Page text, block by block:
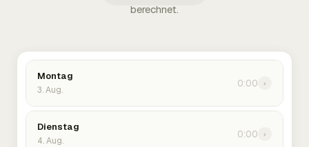
berechnet.
Montag
3. Aug.
0:00 ›
Dienstag
4. Aug.
0:00 ›